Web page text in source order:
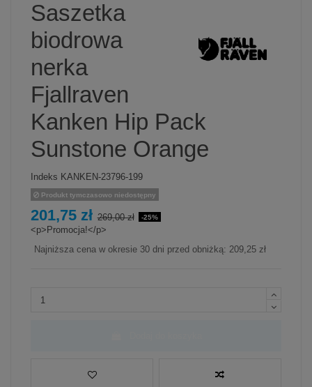
Saszetka
biodrowa
nerka
Fjallraven
Kanken Hip Pack
Sunstone Orange
Indeks KANKEN-23796-199
Produkt tymczasowo niedostępny
201,75 zł 269,00 zł -25%
<p>Promocja!</p>
Najniższa cena w okresie 30 dni przed obniżką: 209,25 zł